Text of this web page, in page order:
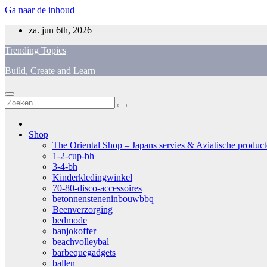
Ga naar de inhoud
za. jun 6th, 2026
Trending Topics
Build, Create and Learn
Shop
The Oriental Shop – Japans servies & Aziatische
1-2-cup-bh
3-4-bh
Kinderkledingwinkel
70-80-disco-accessoires
betonnensteneninbouwbbq
Beenverzorging
bedmode
banjokoffer
beachvolleybal
barbequegadgets
ballen